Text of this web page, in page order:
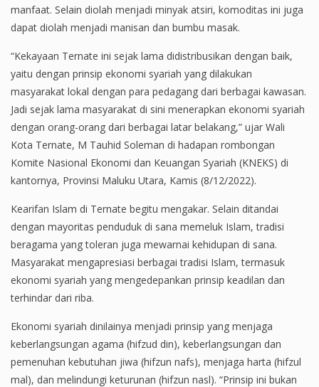
manfaat. Selain diolah menjadi minyak atsiri, komoditas ini juga
dapat diolah menjadi manisan dan bumbu masak.
“Kekayaan Ternate ini sejak lama didistribusikan dengan baik,
yaitu dengan prinsip ekonomi syariah yang dilakukan
masyarakat lokal dengan para pedagang dari berbagai kawasan.
Jadi sejak lama masyarakat di sini menerapkan ekonomi syariah
dengan orang-orang dari berbagai latar belakang,” ujar Wali
Kota Ternate, M Tauhid Soleman di hadapan rombongan
Komite Nasional Ekonomi dan Keuangan Syariah (KNEKS) di
kantornya, Provinsi Maluku Utara, Kamis (8/12/2022).
Kearifan Islam di Ternate begitu mengakar. Selain ditandai
dengan mayoritas penduduk di sana memeluk Islam, tradisi
beragama yang toleran juga mewarnai kehidupan di sana.
Masyarakat mengapresiasi berbagai tradisi Islam, termasuk
ekonomi syariah yang mengedepankan prinsip keadilan dan
terhindar dari riba.
Ekonomi syariah dinilainya menjadi prinsip yang menjaga
keberlangsungan agama (hifzud din), keberlangsungan dan
pemenuhan kebutuhan jiwa (hifzun nafs), menjaga harta (hifzul
mal), dan melindungi keturunan (hifzun nasl). “Prinsip ini bukan